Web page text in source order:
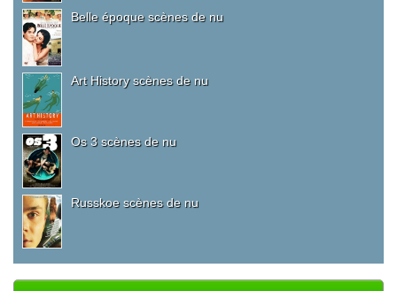
Belle époque scènes de nu
Art History scènes de nu
Os 3 scènes de nu
Russkoe scènes de nu